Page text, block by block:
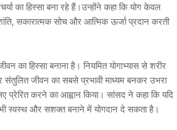
का हिस्सा बना रहे हैं।उन्होंने कहा कि योग केवल
सकारात्मक सोच और आत्मिक ऊर्जा प्रदान करती
का हिस्सा बनाना है। नियमित योगाभ्यास से शरीर
जीवन का सबसे प्रभावी माध्यम बनकर उभरा
प्रेरित करने का आह्वान किया। सांसद ने कहा कि यदि
स्वस्थ और सशक्त बनाने में योगदान दे सकता है।